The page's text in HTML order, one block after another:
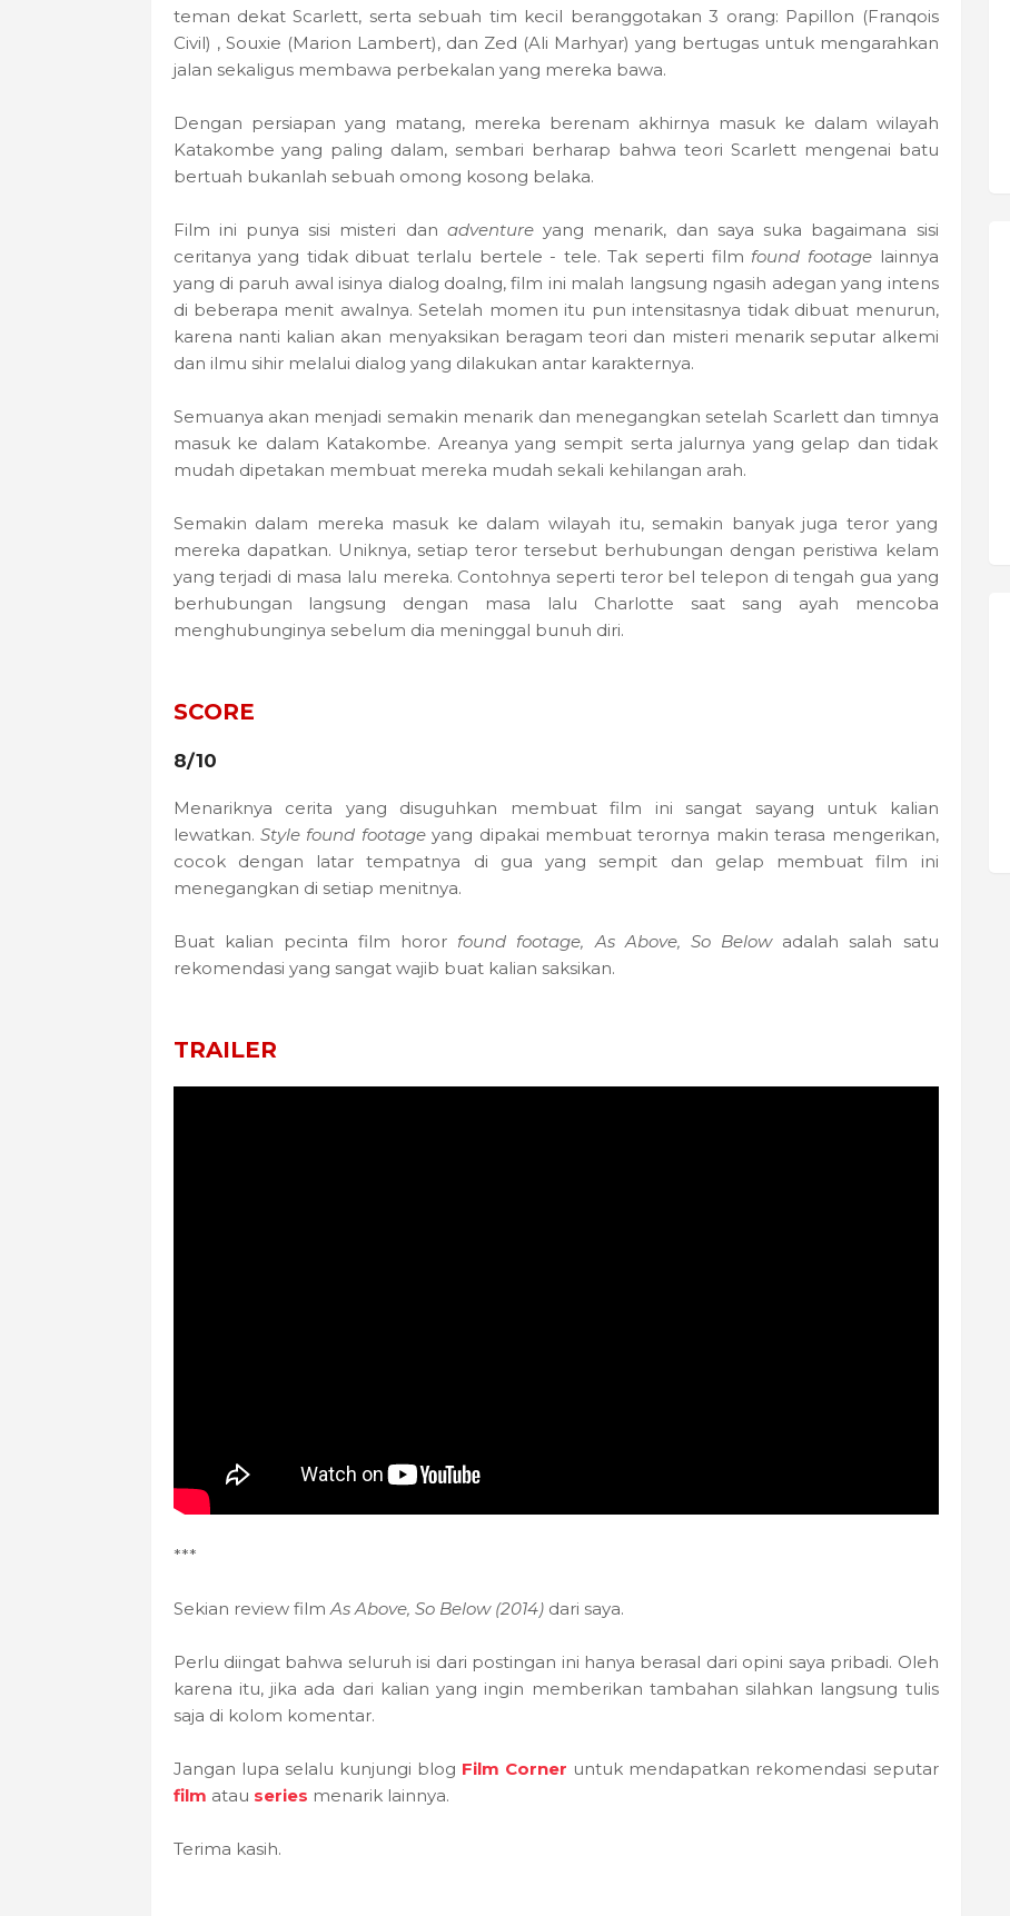
teman dekat Scarlett, serta sebuah tim kecil beranggotakan 3 orang: Papillon (Franqois
Civil) , Souxie (Marion Lambert), dan Zed (Ali Marhyar) yang bertugas untuk mengarahkan
jalan sekaligus membawa perbekalan yang mereka bawa.
Dengan persiapan yang matang, mereka berenam akhirnya masuk ke dalam wilayah
Katakombe yang paling dalam, sembari berharap bahwa teori Scarlett mengenai batu
bertuah bukanlah sebuah omong kosong belaka.
Film ini punya sisi misteri dan adventureyang menarik, dan saya suka bagaimana sisi
ceritanya yang tidak dibuat terlalu bertele - tele. Tak seperti film found footagelainnya
yang di paruh awal isinya dialog doalng, film ini malah langsung ngasih adegan yang intens
di beberapa menit awalnya. Setelah momen itu pun intensitasnya tidak dibuat menurun,
karena nanti kalian akan menyaksikan beragam teori dan misteri menarik seputar alkemi
dan ilmu sihir melalui dialog yang dilakukan antar karakternya.
Semuanya akan menjadi semakin menarik dan menegangkan setelah Scarlett dan timnya
masuk ke dalam Katakombe. Areanya yang sempit serta jalurnya yang gelap dan tidak
mudah dipetakan membuat mereka mudah sekali kehilangan arah.
Semakin dalam mereka masuk ke dalam wilayah itu, semakin banyak juga teror yang
mereka dapatkan. Uniknya, setiap teror tersebut berhubungan dengan peristiwa kelam
yang terjadi di masa lalu mereka. Contohnya seperti teror bel telepon di tengah gua yang
berhubungan langsung dengan masa lalu Charlotte saat sang ayah mencoba
menghubunginya sebelum dia meninggal bunuh diri.
SCORE
8/10
Menariknya cerita yang disuguhkan membuat film ini sangat sayang untuk kalian
lewatkan. Style found footageyang dipakai membuat terornya makin terasa mengerikan,
cocok dengan latar tempatnya di gua yang sempit dan gelap membuat film ini
menegangkan di setiap menitnya.
Buat kalian pecinta film horor found footage, As Above, So Belowadalah salah satu
rekomendasi yang sangat wajib buat kalian saksikan.
TRAILER
***
Sekian review film As Above, So Below (2014)dari saya.
Perlu diingat bahwa seluruh isi dari postingan ini hanya berasal dari opini saya pribadi. Oleh
karena itu, jika ada dari kalian yang ingin memberikan tambahan silahkan langsung tulis
saja di kolom komentar.
Jangan lupa selalu kunjungi blog Film Corner untuk mendapatkan rekomendasi seputar
film atau series menarik lainnya.
Terima kasih.